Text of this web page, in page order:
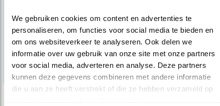
We gebruiken cookies om content en advertenties te
personaliseren, om functies voor social media te bieden en
om ons websiteverkeer te analyseren. Ook delen we
informatie over uw gebruik van onze site met onze partners
voor social media, adverteren en analyse. Deze partners
kunnen deze gegevens combineren met andere informatie
die u aan ze heeft verstrekt of die ze hebben verzameld op